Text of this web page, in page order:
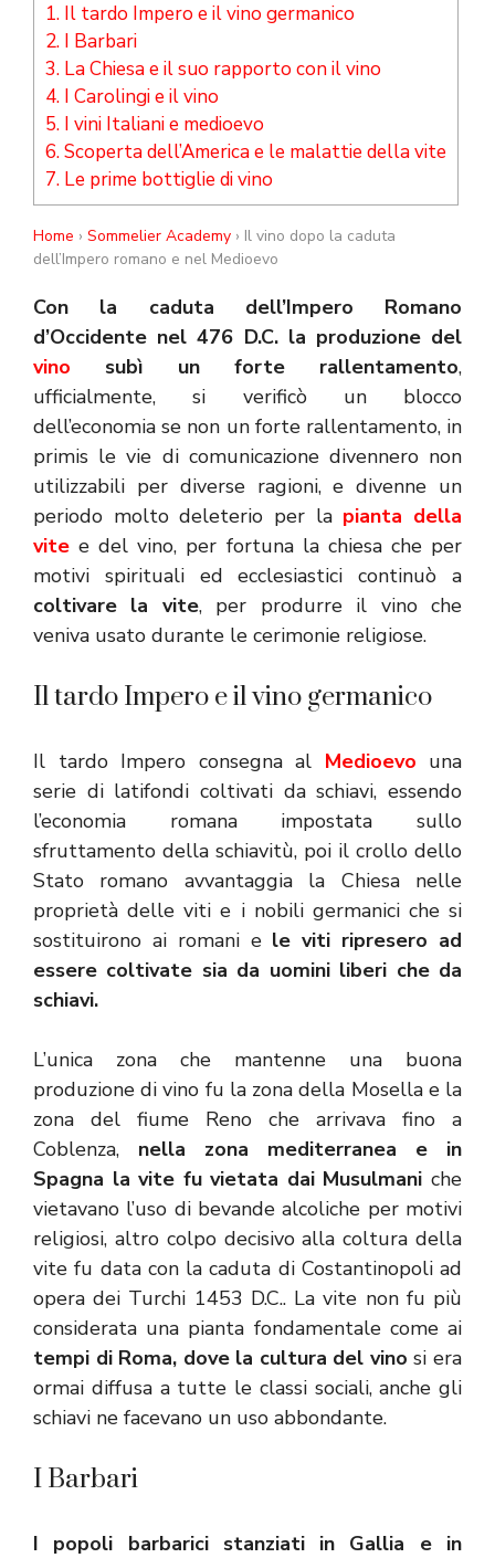
1. Il tardo Impero e il vino germanico
2. I Barbari
3. La Chiesa e il suo rapporto con il vino
4. I Carolingi e il vino
5. I vini Italiani e medioevo
6.Scoperta dell’America e le malattie della vite
7. Le prime bottiglie di vino
Home › Sommelier Academy › Il vino dopo la caduta
dell’Impero romano e nel Medioevo
Con la caduta dell’Impero Romano
d’Occidente nel 476 D.C. la produzione del
vino subì un forte rallentamento,
ufficialmente, si verificò un blocco
dell’economia se non un forte rallentamento, in
primis le vie di comunicazione divennero non
utilizzabili per diverse ragioni, e divenne un
periodo molto deleterio per la pianta della
vite e del vino, per fortuna la chiesa che per
motivi spirituali ed ecclesiastici continuò a
coltivare la vite, per produrre il vino che
veniva usato durante le cerimonie religiose.
Il tardo Impero e il vino germanico
Il tardo Impero consegna al Medioevo una
serie di latifondi coltivati da schiavi, essendo
l’economia romana impostata sullo
sfruttamento della schiavitù, poi il crollo dello
Stato romano avvantaggia la Chiesa nelle
proprietà delle viti e i nobili germanici che si
sostituirono ai romani e le viti ripresero ad
essere coltivate sia da uomini liberi che da
schiavi.
L’unica zona che mantenne una buona
produzione di vino fu la zona della Mosella e la
zona del fiume Reno che arrivava fino a
Coblenza, nella zona mediterranea e in
Spagna la vite fu vietata dai Musulmani che
vietavano l’uso di bevande alcoliche per motivi
religiosi, altro colpo decisivo alla coltura della
vite fu data con la caduta di Costantinopoli ad
opera dei Turchi 1453 D.C.. La vite non fu più
considerata una pianta fondamentale come ai
tempi di Roma, dove la cultura del vino si era
ormai diffusa a tutte le classi sociali, anche gli
schiavi ne facevano un uso abbondante.
I Barbari
I popoli barbarici stanziati in Gallia e in